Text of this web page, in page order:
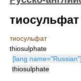
тиосульфат
тиосульфат
thiosulphate
[lang
thiosulphate